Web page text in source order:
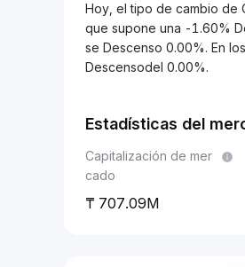
Hoy, el tipo de cambio de
que supone una -1.60%
se Descenso 0.00%. En
Descensodel 0.00%.
Estadísticas del
Capitalización de mer
cado
707.09M